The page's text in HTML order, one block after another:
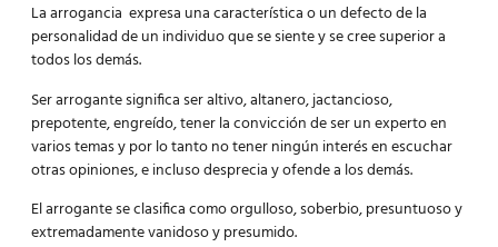
La arrogancia expresa una característica o un defecto de la
personalidad de un individuo que se siente y se cree superior a
todos los demás.
Ser arrogante significa ser altivo, altanero, jactancioso,
prepotente, engreído, tener la convicción de ser un experto en
varios temas y por lo tanto no tener ningún interés en escuchar
otras opiniones, e incluso desprecia y ofende a los demás.
El arrogante se clasifica como orgulloso, soberbio, presuntuoso y
extremadamente vanidoso y presumido.